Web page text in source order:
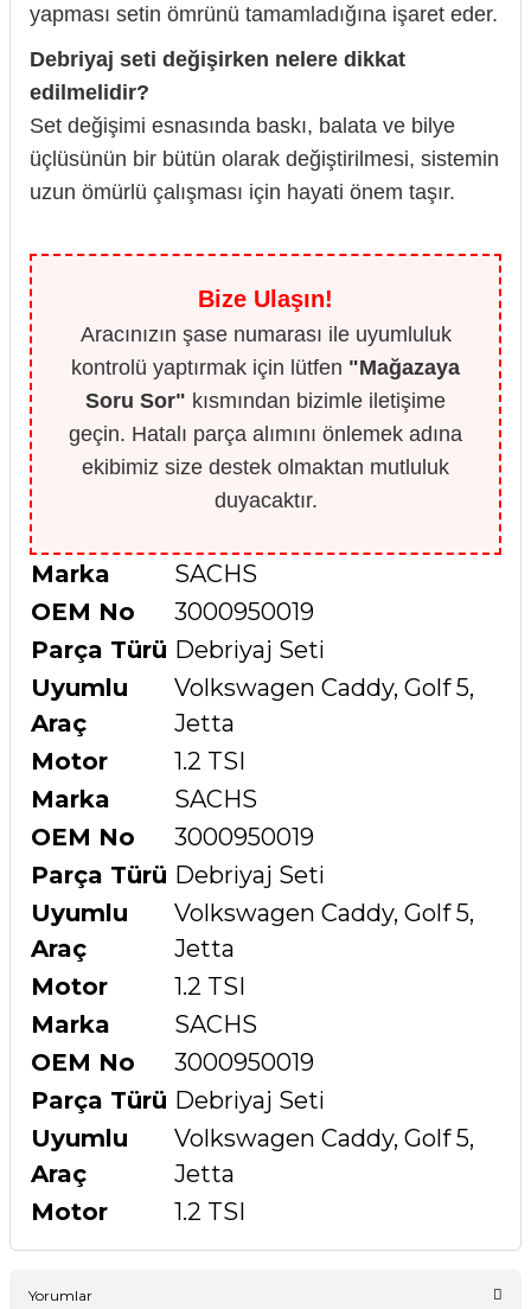
yapması setin ömrünü tamamladığına işaret eder.
Debriyaj seti değişirken nelere dikkat
edilmelidir?
Set değişimi esnasında baskı, balata ve bilye
üçlüsünün bir bütün olarak değiştirilmesi, sistemin
uzun ömürlü çalışması için hayati önem taşır.
Bize Ulaşın!
Aracınızın şase numarası ile uyumluluk
kontrolü yaptırmak için lütfen "Mağazaya
Soru Sor" kısmından bizimle iletişime
geçin. Hatalı parça alımını önlemek adına
ekibimiz size destek olmaktan mutluluk
duyacaktır.
Marka
SACHS
OEM No
3000950019
Parça Türü Debriyaj Seti
Uyumlu
Araç
Volkswagen Caddy, Golf 5,
Jetta
Motor
1.2 TSI
Marka
SACHS
OEM No
3000950019
Parça Türü Debriyaj Seti
Uyumlu
Araç
Volkswagen Caddy, Golf 5,
Jetta
Motor
1.2 TSI
Marka
SACHS
OEM No
3000950019
Parça Türü Debriyaj Seti
Uyumlu
Araç
Volkswagen Caddy, Golf 5,
Jetta
Motor
1.2 TSI
Yorumlar